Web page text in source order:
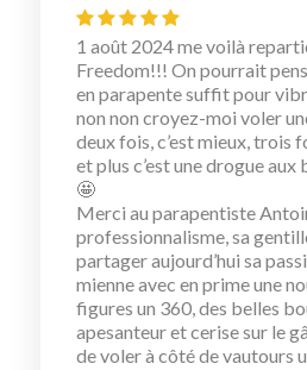
1 août 2024 me voilà
Freedom!!! On pourrait
en parapente suffit pour
non non croyez-moi voler
deux fois, c’est mieux, trois
et plus c’est une drogue aux
🤩
Merci au parapentiste
professionnalisme, sa
partager aujourd’hui sa
mienne avec en prime une
figures un 360, des belles
apesanteur et cerise sur le
de voler à côté de vautours